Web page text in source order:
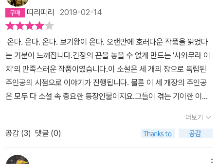
아를 잘 돕는 아빠라고 자부하는 다하라는 직장후배인 다카나시에게
치사와 관련된 기이한 일이 생긴 이후 아내와 딸을 지키기 위해 몸부
림을 치면서정체불명의 존재의 습격에 대비한다. 이 과정에서 오컬트
작가인 노자키를 만나 도움을 받는데 그의지인인 마코토의 특별한 능
력(?)까지 동원해 보기왕의 공격에 맞서지만 역부족이었다. 다하라
가 보기왕에게 당한 후 가나가 화자가 되어 진행되는데 가나는 앞서
본 다하라의 모습과는 딴판의 얘기를들려준다. 이렇게 부부 사이의
생각이 다르니 그동안 뭔가 어색했던 부분들이 조금은 이해가 되었
다.다하라에게 변고가 생긴 후 마코토와 노자키는 좀 더 적극적으로
가나와 치사 모녀를 지켜주기 위해노력하지만 보기왕에 맞서 싸우기
고토코까지 등판한다. 보기왕은 예전에 일제가 날조했다는(?) 고려
띠리띠리 2019-02-14
온다. 온다. 온다. 보기왕이 온다. ​오랜만에 호러다운 작품을 읽었다
는 기분이 느껴집니다.긴장의 끈을 놓을 수 없게 만드는 '사와무라 이
치'의 만족스러운 작품이였습니다.​이 소설은 세 개의 장으로 독립된
주인공의 시점으로 이야기가 진행됩니다. 물론 이 세 개장의 주인공
은 모두 다 소설 속 중요한 등장인물이지요.그들이 겪는 기이한 이야
왕'이라는 인간의 논리로는 이해 할 수 없는 세계에서 온 미지의 그것,
그것은 요괴인지, 괴물인지..... 정확히 무엇이라 말 할 수 없지만 보기
왕과의 시작 그리고 싸움, 결말까지 이야기는 힘이 소모되지 않고 쉼
더보기
공감 (3) 댓글 (0)